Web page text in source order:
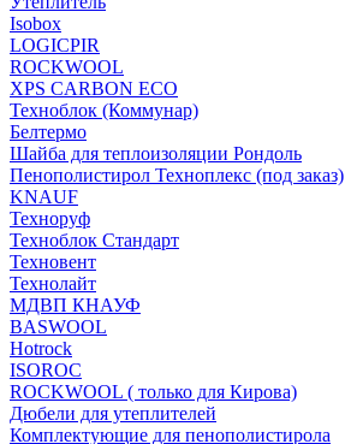
Isobox
LOGICPIR
ROCKWOOL
XPS CARBON ECO
Техноблок (Коммунар)
Белтермо
Шайба для теплоизоляции Рондоль
Пенополистирол Техноплекс (под заказ)
KNАUF
Технoруф
Техноблок Стандарт
Техновент
Технолайт
МДВП КНАУФ
BASWOOL
Hotrock
ISOROC
ROCKWOOL ( только для Кирова)
Дюбели для утеплителей
Комплектующие для пенополистирола